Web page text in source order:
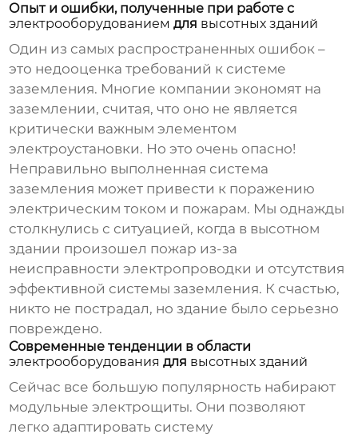
Опыт и ошибки, полученные при работе с
электрооборудованием для высотных зданий
Один из самых распространенных ошибок –
это недооценка требований к системе
заземления. Многие компании экономят на
заземлении, считая, что оно не является
критически важным элементом
электроустановки. Но это очень опасно!
Неправильно выполненная система
заземления может привести к поражению
электрическим током и пожарам. Мы однажды
столкнулись с ситуацией, когда в высотном
здании произошел пожар из-за
неисправности электропроводки и отсутствия
эффективной системы заземления. К счастью,
никто не пострадал, но здание было серьезно
повреждено.
Современные тенденции в области
электрооборудования для высотных зданий
Сейчас все большую популярность набирают
модульныеэлектрощиты. Они позволяют
легко адаптировать систему